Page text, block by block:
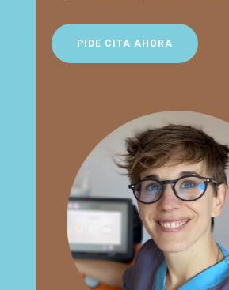
PIDE CITA AHORA